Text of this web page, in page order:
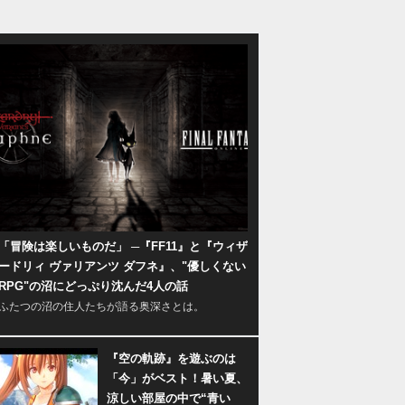
冒険は楽しいものだ」 ─『FF11』と『ウィザ
ドリィ ヴァリアンツ ダフネ』、"優しくない
の沼にどっぷり沈んだ4人の話
たつの沼の住人たちが語る奥深さとは。
『空の軌跡』を遊ぶのは
「今」がベスト！暑い夏、
涼しい部屋の中で“青い